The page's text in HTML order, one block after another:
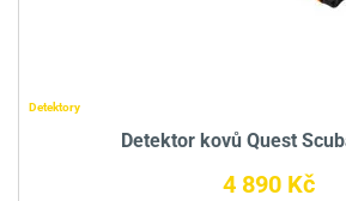
Detektory
Detektor kovů Quest
4 890 Kč